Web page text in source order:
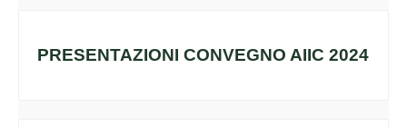
PRESENTAZIONI CONVEGNO AIIC 2024